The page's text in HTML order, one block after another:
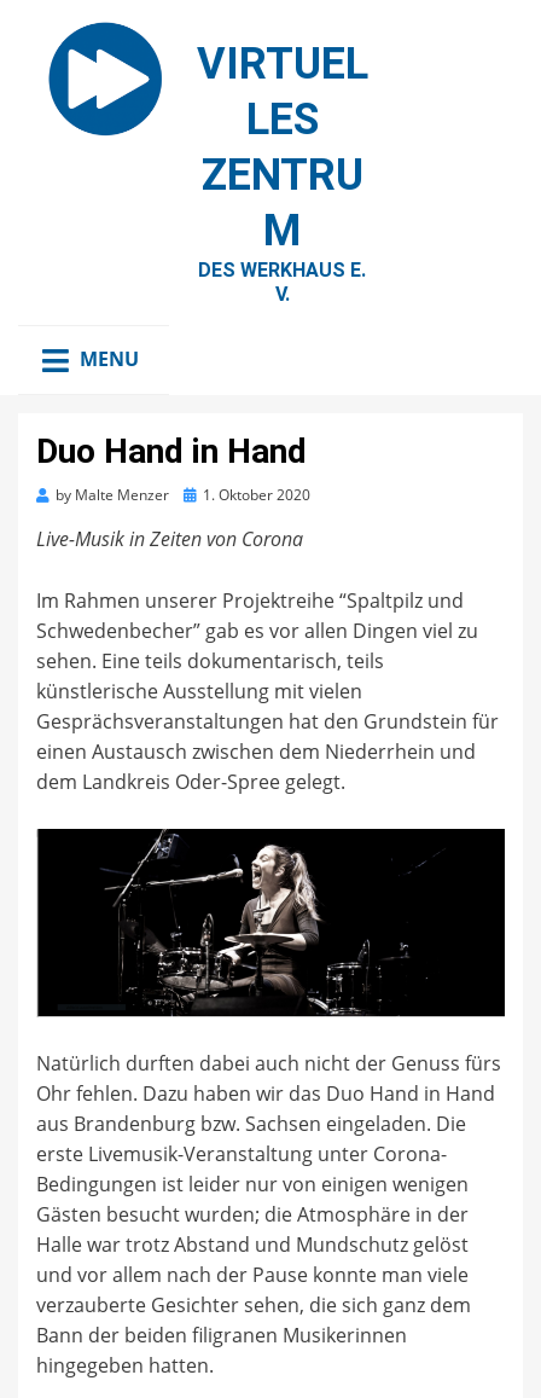
VIRTUEL
LES
ZENTRU
M
DES WERKHAUS E.
V.
MENU
Duo Hand in Hand
by Malte Menzer
Posted1. Oktober 2020
Live-Musik in Zeiten von Corona
Im Rahmen unserer Projektreihe “Spaltpilz und
Schwedenbecher” gab es vor allen Dingen viel zu
sehen. Eine teils dokumentarisch, teils
künstlerische Ausstellung mit vielen
Gesprächsveranstaltungen hat den Grundstein für
einen Austausch zwischen dem Niederrhein und
dem Landkreis Oder-Spree gelegt.
Natürlich durften dabei auch nicht der Genuss fürs
Ohr fehlen. Dazu haben wir das Duo Hand in Hand
aus Brandenburg bzw. Sachsen eingeladen. Die
erste Livemusik-Veranstaltung unter Corona-
Bedingungen ist leider nur von einigen wenigen
Gästen besucht wurden; die Atmosphäre in der
Halle war trotz Abstand und Mundschutz gelöst
und vor allem nach der Pause konnte man viele
verzauberte Gesichter sehen, die sich ganz dem
Bann der beiden filigranen Musikerinnen
hingegeben hatten.